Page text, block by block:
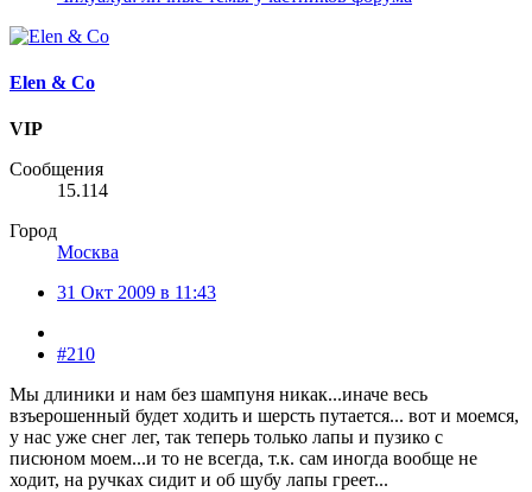
Elen & Co
VIP
Сообщения
15.114
Город
Москва
31 Окт 2009 в 11:43
#210
Мы длиники и нам без шампуня никак...иначе весь
взъерошенный будет ходить и шерсть путается... вот и моемся,
у нас уже снег лег, так теперь только лапы и пузико с
писюном моем...и то не всегда, т.к. сам иногда вообще не
ходит, на ручках сидит и об шубу лапы греет...